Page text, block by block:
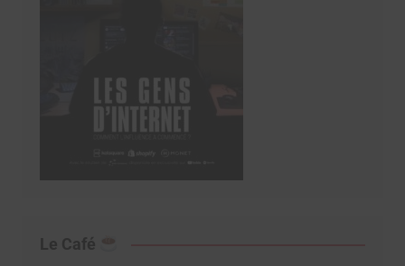
Le Café